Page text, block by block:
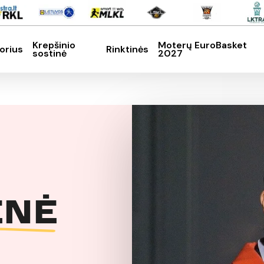
Krepšinio
sostinė Rinktinės Moterų EuroBasket
2027